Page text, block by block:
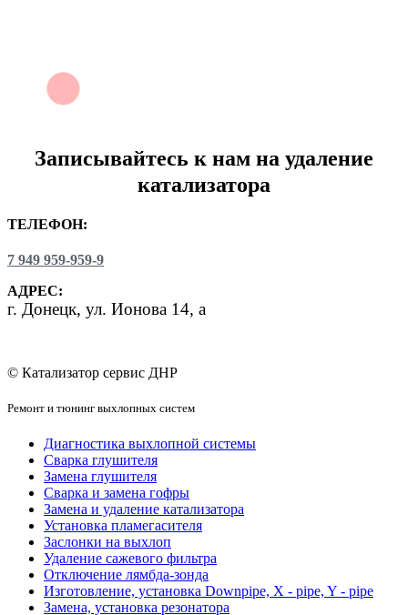
Записывайтесь к нам на удаление
катализатора
ТЕЛЕФОН:
7 949 959-959-9
АДРЕС:
г. Донецк, ул. Ионова 14, а
© Катализатор сервис ДНР
Ремонт и тюнинг выхлопных систем
Диагностика выхлопной системы
Сварка глушителя
Замена глушителя
Сварка и замена гофры
Замена и удаление катализатора
Установка пламегасителя
Заслонки на выхлоп
Удаление сажевого фильтра
Отключение лямбда-зонда
Изготовление, установка Downpipe, X - pipe, Y - pipe
Замена, установка резонатора